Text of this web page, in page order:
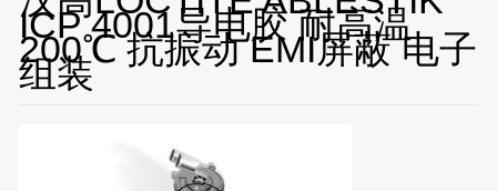
ICP 4001导电胶 耐高温
200℃ 抗振动 EMI屏蔽 电子
组装